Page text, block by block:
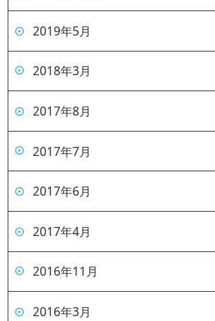
2019年5月
2018年3月
2017年8月
2017年7月
2017年6月
2017年4月
2016年11月
2016年3月